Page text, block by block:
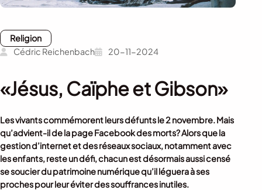
Religion
Cédric Reichenbach
20-11-2024
«Jésus, Caïphe et Gibson»
Les vivants commémorent leurs défunts le 2 novembre. Mais
qu’advient-il de la page Facebook des morts? Alors que la
gestion d’internet et des réseaux sociaux, notamment avec
les enfants, reste un défi, chacun est désormais aussi censé
se soucier du patrimoine numérique qu’il léguera à ses
proches pour leur éviter des souffrances inutiles.